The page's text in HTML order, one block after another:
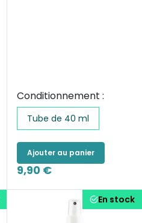
Conditionnement :
Tube de 40 ml
Ajouter au panier
9,90 €
En stock